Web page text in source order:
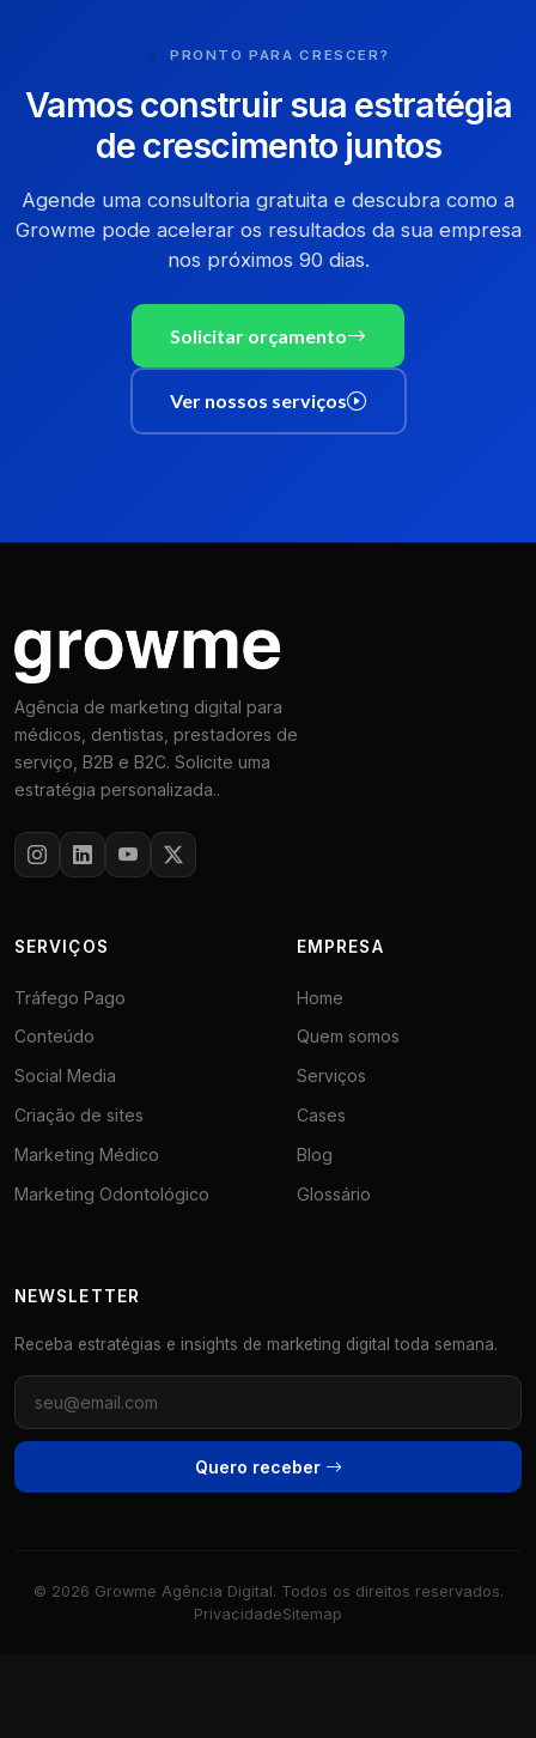
PRONTO PARA CRESCER?
Vamos construir sua estratégia
de crescimento juntos
Agende uma consultoria gratuita e descubra como a
Growme pode acelerar os resultados da sua empresa
nos próximos 90 dias.
Solicitar orçamento
Ver nossos serviços
Agência de marketing digital para
médicos, dentistas, prestadores de
serviço, B2B e B2C. Solicite uma
estratégia personalizada..
SERVIÇOS
Tráfego Pago
Conteúdo
Social Media
Criação de sites
Marketing Médico
Marketing Odontológico
EMPRESA
Home
Quem somos
Serviços
Cases
Blog
Glossário
NEWSLETTER
Receba estratégias e insights de marketing digital toda semana.
Quero receber
© 2026 Growme Agência Digital. Todos os direitos reservados.
PrivacidadeSitemap